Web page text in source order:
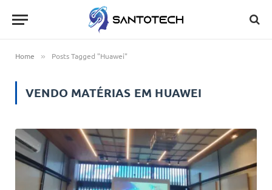
Home » Posts Tagged "Huawei"
VENDO MATÉRIAS EM HUAWEI